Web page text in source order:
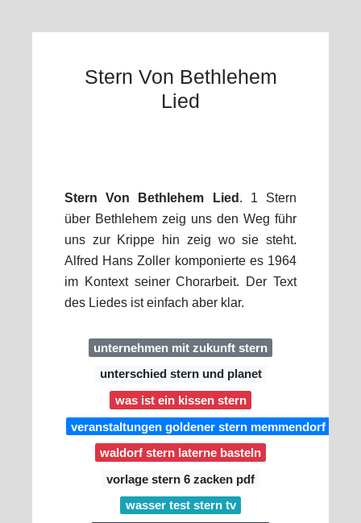
Stern Von Bethlehem
Lied
Stern Von Bethlehem Lied . 1 Stern
über Bethlehem zeig uns den Weg führ
uns zur Krippe hin zeig wo sie steht.
Alfred Hans Zoller komponierte es 1964
im Kontext seiner Chorarbeit. Der Text
des Liedes ist einfach aber klar.
unternehmen mit zukunft stern
unterschied stern und planet
was ist ein kissen stern
veranstaltungen goldener stern memmendorf
waldorf stern laterne basteln
vorlage stern 6 zacken pdf
wasser test stern tv